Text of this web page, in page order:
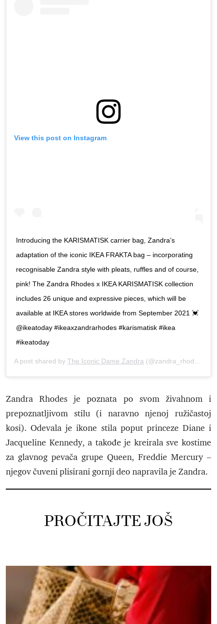
View this post on Instagram
Introducing the KARISMATISK carrier bag, Zandra’s
adaptation of the iconic IKEA FRAKTA bag – incorporating
recognisable Zandra style with pleats, ruffles and of course,
pink! The Zandra Rhodes x IKEA KARISMATISK collection
includes 26 unique and expressive pieces, which will be
available at IKEA stores worldwide from September 2021 💓
@ikeatoday #ikeaxzandrarhodes #karismatisk #ikea
#ikeatoday
A post shared by The Iconic Dame Zandra (@zandra_rhodes_) on
Zandra Rhodes je poznata po svom živahnom i
prepoznatljivom stilu (i naravno njenoj ružičastoj
kosi). Odevala je ikone stila poput princeze Diane i
Jacqueline Kennedy, a takođe je kreirala sve kostime
za glavnog pevača grupe Queen, Freddie Mercury –
njegov čuveni plisirani gornji deo napravila je Zandra.
PROČITAJTE JOŠ